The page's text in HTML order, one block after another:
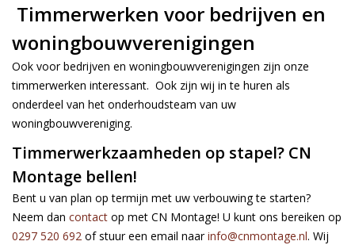
Timmerwerken voor bedrijven en
woningbouwverenigingen
Ook voor bedrijven en woningbouwverenigingen zijn onze
timmerwerken interessant. Ook zijn wij in te huren als
onderdeel van het onderhoudsteam van uw
woningbouwvereniging.
Timmerwerkzaamheden op stapel? CN
Montage bellen!
Bent u van plan op termijn met uw verbouwing te starten?
Neem dan contact op met CN Montage! U kunt ons bereiken op
0297 520 692 of stuur een email naarinfo@cnmontage.nl. Wij